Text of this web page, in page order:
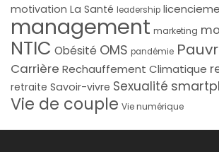
motivation La Santé leadership
management marketing
NTIC Obésité OMS pandémie
Carrière Rechauffement Climatique
retraite Savoir-vivre Sexualité
Vie de couple Vie numérique